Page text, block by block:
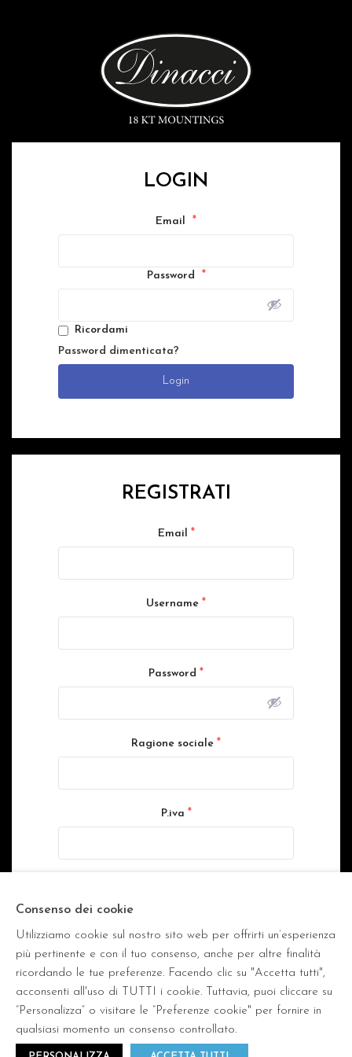
LOGIN
Email *
Password *
Ricordami
Password dimenticata?
Login
REGISTRATI
Email *
Username *
Password *
Ragione sociale *
P.iva *
Letta laPrivacy Policy
Dinacci srl a trattare i miei dati personali.
Consenso dei cookie
Utilizziamo cookie sul nostro sito web per offrirti un’esperienza
più pertinente e con il tuo consenso, anche per altre finalità
ricordando le tue preferenze. Facendo clic su "Accetta tutti",
acconsenti all'uso di TUTTI i cookie. Tuttavia, puoi cliccare su
“Personalizza” o visitare le “Preferenze cookie" per fornire in
qualsiasi momento un consenso controllato.